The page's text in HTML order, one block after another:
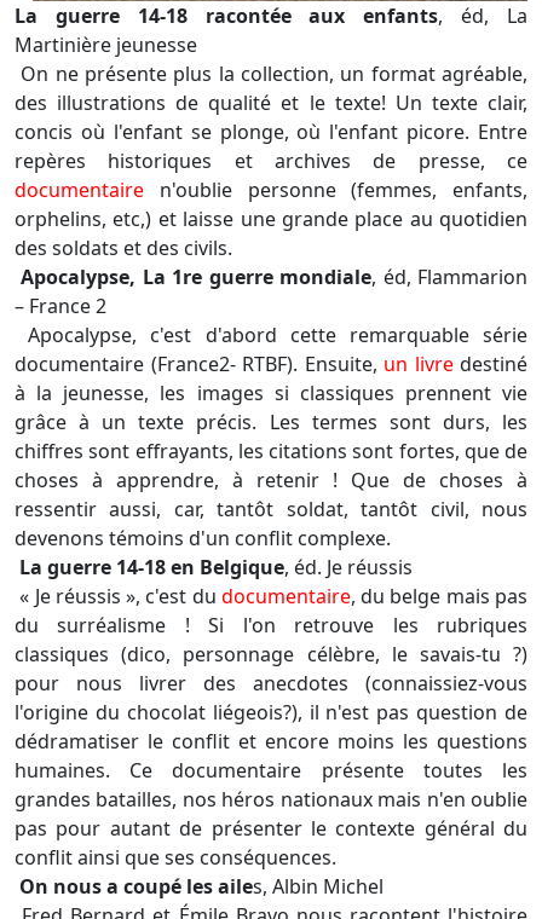
La guerre 14-18 racontée aux enfants, éd, La
Martinière jeunesse
On ne présente plus la collection, un format agréable,
des illustrations de qualité et le texte! Un texte clair,
concis où l'enfant se plonge, où l'enfant picore. Entre
repères historiques et archives de presse, ce
documentaire n'oublie personne (femmes, enfants,
orphelins, etc,) et laisse une grande place au quotidien
des soldats et des civils.
Apocalypse, La 1re guerre mondiale, éd, Flammarion
– France 2
Apocalypse, c'est d'abord cette remarquable série
documentaire (France2- RTBF). Ensuite, un livredestiné
à la jeunesse, les images si classiques prennent vie
grâce à un texte précis. Les termes sont durs, les
chiffres sont effrayants, les citations sont fortes, que de
choses à apprendre, à retenir ! Que de choses à
ressentir aussi, car, tantôt soldat, tantôt civil, nous
devenons témoins d'un conflit complexe.
La guerre 14-18 en Belgique, éd. Je réussis
« Je réussis », c'est du documentaire, du belge mais pas
du surréalisme ! Si l'on retrouve les rubriques
classiques (dico, personnage célèbre, le savais-tu ?)
pour nous livrer des anecdotes (connaissiez-vous
l'origine du chocolat liégeois?), il n'est pas question de
dédramatiser le conflit et encore moins les questions
humaines. Ce documentaire présente toutes les
grandes batailles, nos héros nationaux mais n'en oublie
pas pour autant de présenter le contexte général du
conflit ainsi que ses conséquences.
On nous a coupé les ailes, Albin Michel